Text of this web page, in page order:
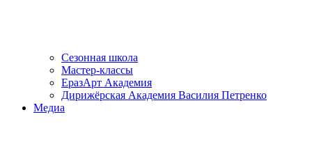
Сезонная школа
Мастер-классы
ЕразАрт Академия
Дирижёрская Академия Василия Петренко
Медиа